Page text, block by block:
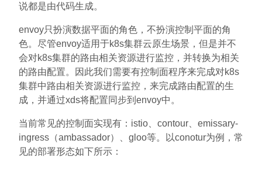
说都是由代码生成。
envoy只扮演数据平面的角色，不扮演控制平面的角
色。尽管envoy适用于k8s集群云原生场景，但是并不
会对k8s集群的路由相关资源进行监控，并转换为相关
的路由配置。因此我们需要有控制面程序来完成对k8s
集群中路由相关资源进行监控，来完成路由配置的生
成，并通过xds将配置同步到envoy中。
当前常见的控制面实现有：istio、contour、emissary-
ingress（ambassador）、gloo等。以conotur为例，常
见的部署形态如下所示：